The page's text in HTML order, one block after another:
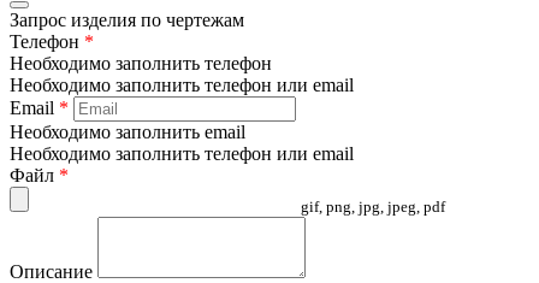
Запрос изделия по чертежам
Телефон *
Необходимо заполнить телефон
Необходимо заполнить телефон или email
Email *
Необходимо заполнить email
Необходимо заполнить телефон или email
Файл *
gif, png, jpg, jpeg, pdf
Описание